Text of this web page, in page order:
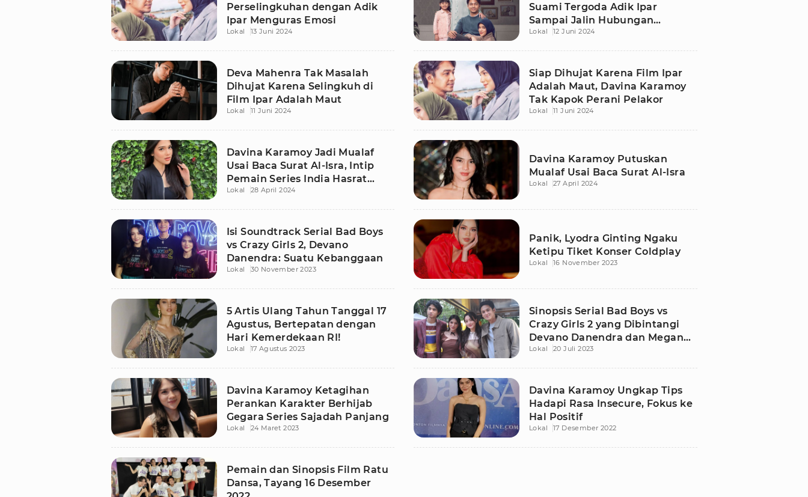
Perselingkuhan dengan Adik
Ipar Menguras Emosi
Lokal 13 Juni 2024
Suami Tergoda Adik Ipar
Sampai Jalin Hubungan
Terlarang
Lokal 12 Juni 2024
Deva Mahenra Tak Masalah
Dihujat Karena Selingkuh di
Film Ipar Adalah Maut
Lokal 11 Juni 2024
Siap Dihujat Karena Film Ipar
Adalah Maut, Davina Karamoy
Tak Kapok Perani Pelakor
Lokal 11 Juni 2024
Davina Karamoy Jadi Mualaf
Usai Baca Surat Al-Isra, Intip
Pemain Series India Hasrat
Cinta
Lokal 28 April 2024
Davina Karamoy Putuskan
Mualaf Usai Baca Surat Al-Isra
Lokal 27 April 2024
Isi Soundtrack Serial Bad Boys
vs Crazy Girls 2, Devano
Danendra: Suatu Kebanggaan
Lokal 30 November 2023
Panik, Lyodra Ginting Ngaku
Ketipu Tiket Konser Coldplay
Lokal 16 November 2023
5 Artis Ulang Tahun Tanggal 17
Agustus, Bertepatan dengan
Hari Kemerdekaan RI!
Lokal 17 Agustus 2023
Sinopsis Serial Bad Boys vs
Crazy Girls 2 yang Dibintangi
Devano Danendra dan Megan
Domani
Lokal 20 Juli 2023
Davina Karamoy Ketagihan
Perankan Karakter Berhijab
Gegara Series Sajadah Panjang
Lokal 24 Maret 2023
Davina Karamoy Ungkap Tips
Hadapi Rasa Insecure, Fokus ke
Hal Positif
Lokal 17 Desember 2022
Pemain dan Sinopsis Film Ratu
Dansa, Tayang 16 Desember